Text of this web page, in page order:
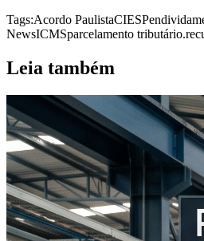
Tags:Acordo PaulistaCIESP
NewsICMSparcelamento tributário.
Leia também